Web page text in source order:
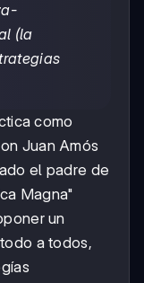
(la
como
Juan Amós
el padre de
Magna"
un
a todos,